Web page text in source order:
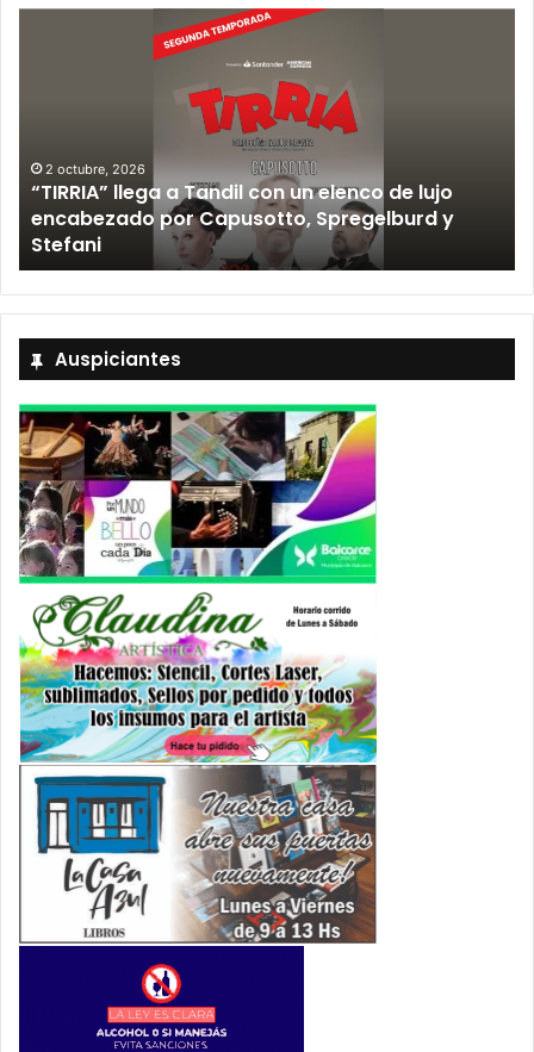
2 octubre, 2026
“TIRRIA” llega a Tandil con un elenco de lujo
encabezado por Capusotto, Spregelburd y
Stefani
Auspiciantes